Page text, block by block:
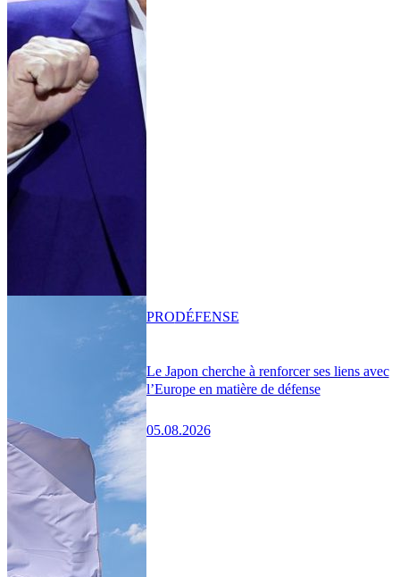
Le Japon cherche à renforcer ses liens avec
l’Europe en matière de défense
05.08.2026
PRODÉFENSE